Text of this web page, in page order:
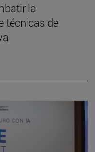
la
técnicas de